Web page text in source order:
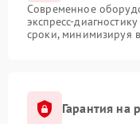
Современное
экспресс-
сроки, минимизируя
Гарантия на